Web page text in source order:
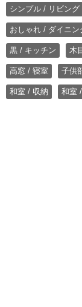
シンプル / リビング
おしゃれ / ダイニン
黒 / キッチン 木
高窓 / 寝室 子供
和室 / 収納 和室